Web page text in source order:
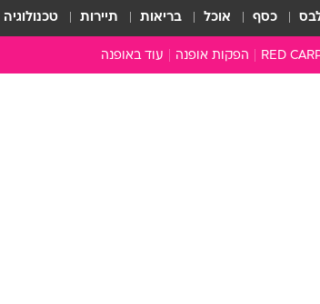
כסף אוכל בריאות תיירות טכנולוגיה
RED הפקות אופנה עוד באופנה